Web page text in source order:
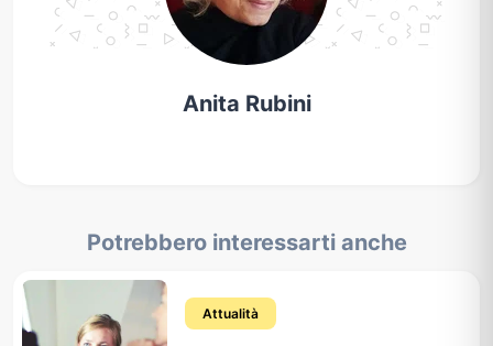
Anita Rubini
Potrebbero interessarti anche
Attualità